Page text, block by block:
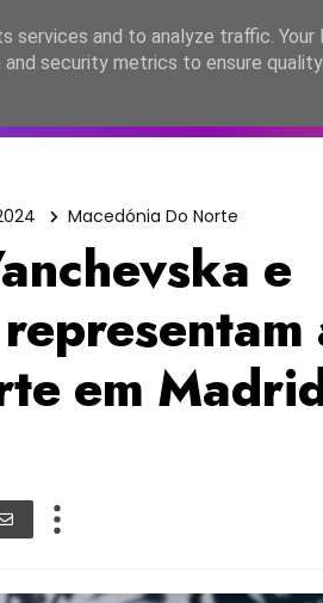
EASC2026 PORTUGAL
Macedónia Do Norte
e
em
and to analyze traffic. Your
security metrics to ensure